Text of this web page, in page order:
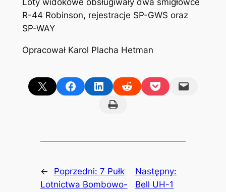
Loty widokowe obsługiwały dwa śmigłowce
R-44 Robinson, rejestracje SP-GWS oraz
SP-WAY
Opracował Karol Placha Hetman
Share on X Share on FacebookShare on LinkedInShare on RedditShare on PocketEmail this Page
Print this Page
← Poprzedni: 7 Pułk
Lotnictwa Bombowo-
Następny:
Bell UH-1